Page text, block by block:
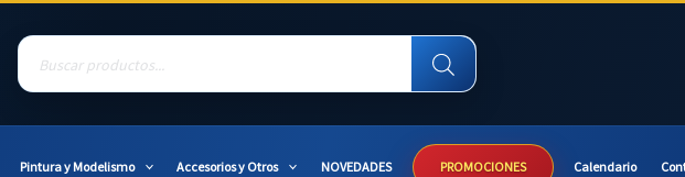
Products
search
Pintura y Modelismo Accesorios y Otros NOVEDADES PROMOCIONES Calendario